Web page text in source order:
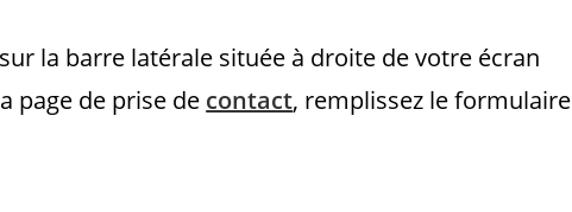
la barre latérale située à droite de votre écran
page de prise de contact, remplissez le